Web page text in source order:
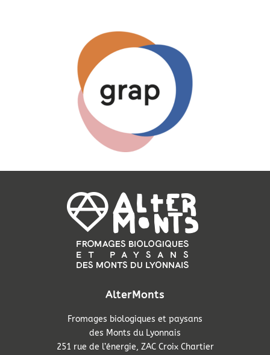
AlterMonts
Fromages biologiques et paysans
des Monts du Lyonnais
251 rue de l’énergie, ZAC Croix Chartier